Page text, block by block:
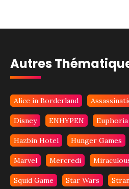
Autres
Alice in Borderland
Disney ENHYPEN Euphoria
Hazbin Hotel Hunger Games
Marvel Mercredi
Squid Game Star Wars